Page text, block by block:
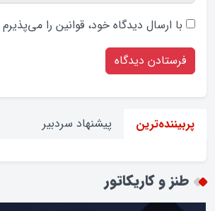
با ارسال دیدگاه‌ خود، قوانین را
پربیننده‌ترین پیشنهاد سردبیر
طنز و کاریکاتور